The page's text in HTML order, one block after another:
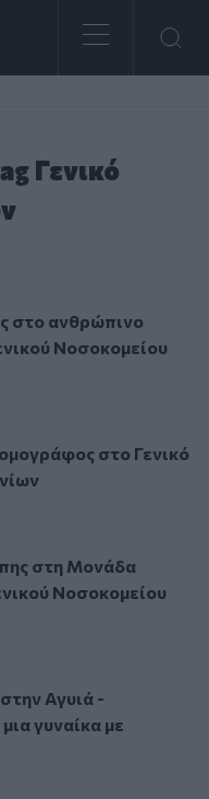
Γενικό
ανθρώπινο
στο ανθρώπινο
Νοσοκομείου
στο Γενικό
στο Γενικό
στη Μονάδα Νεογνών
στη Μονάδα
Νοσοκομείου
Αγυιά -
Αγυιά -
γυναίκα με